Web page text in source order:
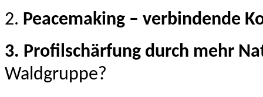
2. Peacemaking – verbindende
3. Profilschärfung durch mehr
Waldgruppe?